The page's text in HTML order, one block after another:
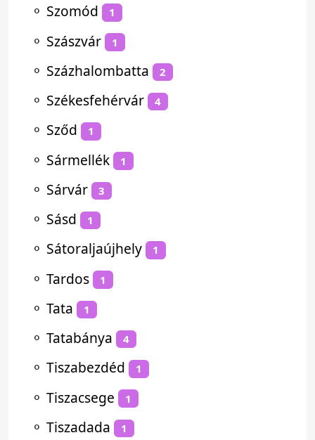
⚬ Szomód 1
⚬ Szászvár 1
⚬ Százhalombatta 2
⚬ Székesfehérvár 4
⚬ Sződ 1
⚬ Sármellék 1
⚬ Sárvár 3
⚬ Sásd 1
⚬ Sátoraljaújhely 1
⚬ Tardos 1
⚬ Tata 1
⚬ Tatabánya 4
⚬ Tiszabezdéd 1
⚬ Tiszacsege 1
⚬ Tiszadada 1